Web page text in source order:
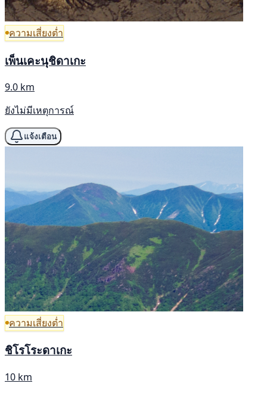
ความเสี่ยงต่ำ
เพ็นเคะนุชิดาเกะ
9.0 km
ยังไม่มีเหตุการณ์
แจ้งเตือน
ความเสี่ยงต่ำ
ชิโรโระดาเกะ
10 km